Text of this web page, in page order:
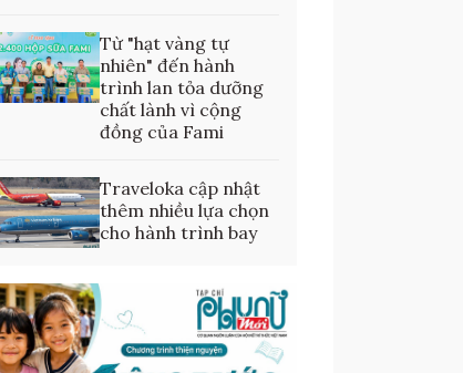
Từ "hạt vàng tự
nhiên" đến hành
trình lan tỏa dưỡng
chất lành vì cộng
đồng của Fami
Traveloka cập nhật
thêm nhiều lựa chọn
cho hành trình bay